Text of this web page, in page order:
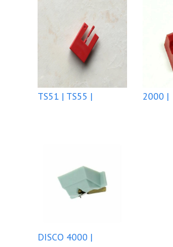
TS51 | TS55 | 2000 |
DISCO 4000 |